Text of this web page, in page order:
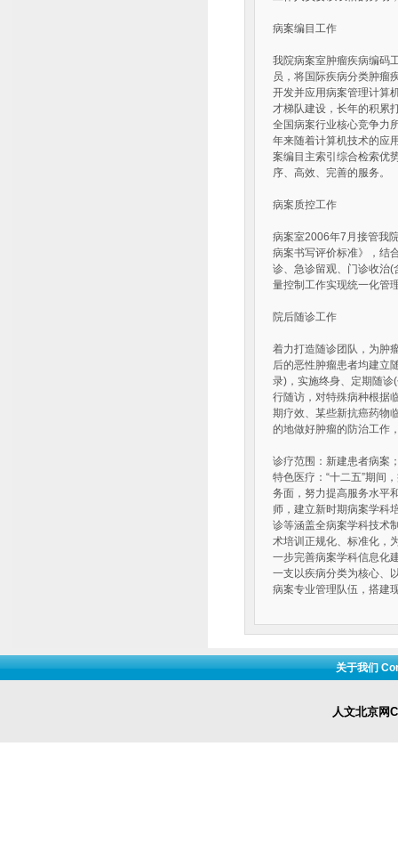
病案编目工作
我院病案室肿瘤疾病编码
员，将国际疾病分类肿瘤
开发并应用病案管理计算
才梯队建设，长年的积累
全国病案行业核心竞争力
年来随着计算机技术的应
案编目主索引综合检索优
序、高效、完善的服务。
病案质控工作
病案室2006年7月接管我
病案书写评价标准》，结
诊、急诊留观、门诊收治
量控制工作实现统一化管
院后随诊工作
着力打造随诊团队，为肿
后的恶性肿瘤患者均建立
录)，实施终身、定期随
行随访，对特殊病种根据
期疗效、某些新抗癌药物
的地做好肿瘤的防治工作
诊疗范围：新建患者病案
特色医疗：“十二五”期间
务面，努力提高服务水平
师，建立新时期病案学科
诊等涵盖全病案学科技术
术培训正规化、标准化，
一步完善病案学科信息化
一支以疾病分类为核心、
病案专业管理队伍，搭建
关于我们
人文北京网